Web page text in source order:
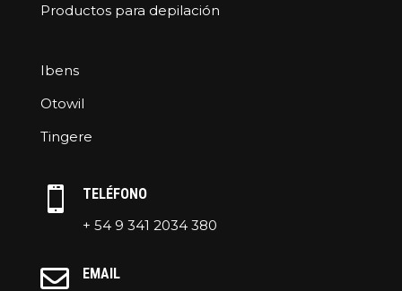
Productos para depilación
Ibens
Otowil
Tingere

TELÉFONO
+ 54 9 341 2034 380
 EMAIL